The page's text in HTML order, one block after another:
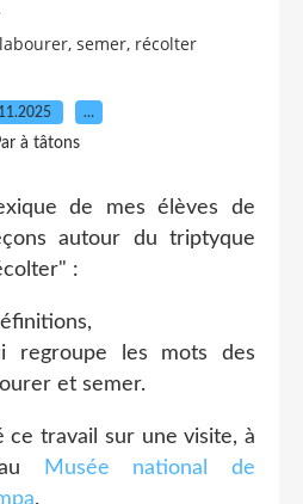
semer, récolter
…
à tâtons
de mes élèves de
autour du triptyque
:
regroupe les mots des
et semer.
ce travail sur une visite, à
Musée national de
.